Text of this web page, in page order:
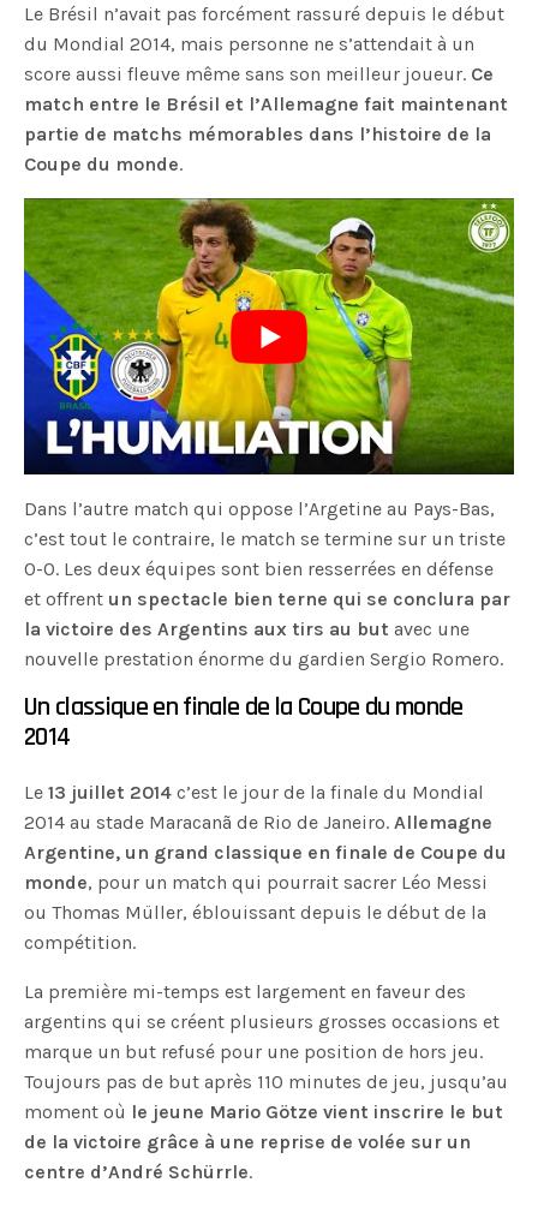
Le Brésil n’avait pas forcément rassuré depuis le début
du Mondial 2014, mais personne ne s’attendait à un
score aussi fleuve même sans son meilleur joueur. Ce
match entre le Brésil et l’Allemagne fait maintenant
partie de matchs mémorables dans l’histoire de la
Coupe du monde.
Dans l’autre match qui oppose l’Argetine au Pays-Bas,
c’est tout le contraire, le match se termine sur un triste
0-0. Les deux équipes sont bien resserrées en défense
et offrent un spectacle bien terne qui se conclura par
la victoire des Argentins aux tirs au but avec une
nouvelle prestation énorme du gardien Sergio Romero.
Un classique en finale de la Coupe du monde
2014
Le13 juillet 2014 c’est le jour de la finale du Mondial
2014 au stade Maracanã de Rio de Janeiro.Allemagne
Argentine, un grand classique en finale de Coupe du
monde, pour un match qui pourrait sacrer Léo Messi
ou Thomas Müller, éblouissant depuis le début de la
compétition.
La première mi-temps est largement en faveur des
argentins qui se créent plusieurs grosses occasions et
marque un but refusé pour une position de hors jeu.
Toujours pas de but après 110 minutes de jeu, jusqu’au
moment où le jeune Mario Götze vient inscrire le but
de la victoire grâce à une reprise de volée sur un
centre d’André Schürrle.